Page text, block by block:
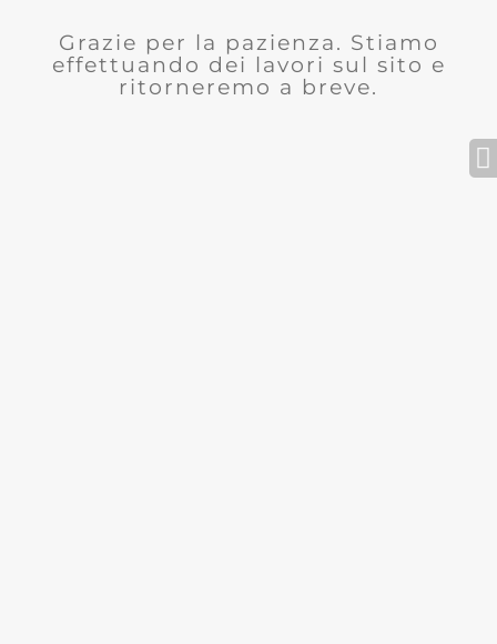
Grazie per la pazienza. Stiamo
effettuando dei lavori sul sito e
ritorneremo a breve.